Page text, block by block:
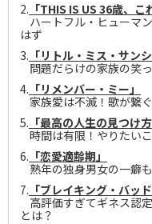
2. 「THIS IS US 36歳、こ
ハートフル・ヒューマ
はず
3. 「リトル・ミス・サン
問題だらけの家族の笑
4. 「リメンバー・ミー」
家族愛は不滅！歌が繋
5. 「最高の人生の見つけ方
時間は有限！やりたい
6. 「恋愛適齢期」
熟年の独身男女の一癖
7. 「ブレイキング・バッド
高評価すぎてギネス認
とは？